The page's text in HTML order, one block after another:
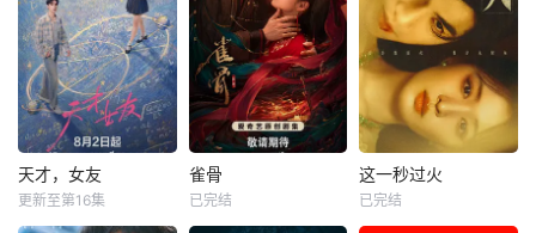
天才，女友
更新至第16集
雀骨
已完结
这一秒过火
已完结